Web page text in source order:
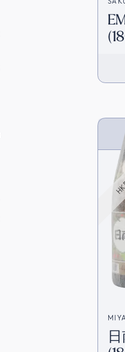
宮田